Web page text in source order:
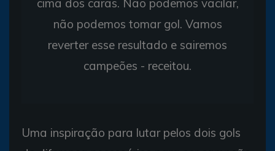
não podemos tomar gol. Vamos
reverter esse resultado e sairemos
campeões - receitou.
Uma inspiração para lutar pelos dois gols